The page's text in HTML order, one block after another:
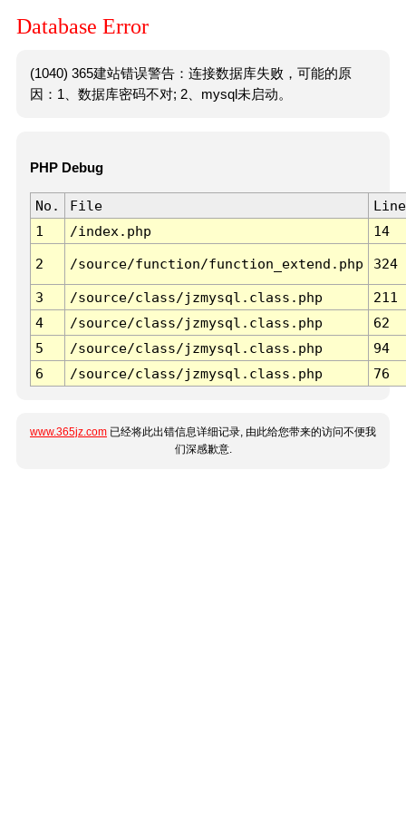
Database Error
(1040) 365建站错误警告：连接数据库失败，可能的原
因：1、数据库密码不对; 2、mysql未启动。
PHP Debug
No. File
Line
1
/index.php 14
2 /source/function/function_extend.php 324
3 /source/class/jzmysql.class.php
211
4
/source/class/jzmysql.class.php
62
5
/source/class/jzmysql.class.php
94
6
/source/class/jzmysql.class.php 76
www.365jz.com 已经将此出错信息详细记录, 由此给您带来的访问不便我
们深感歉意.